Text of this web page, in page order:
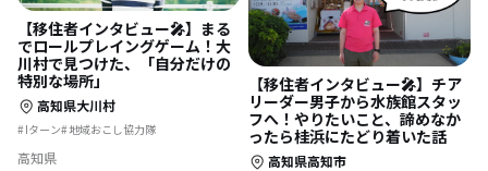
【移住者インタビュー🎤】まる
でロールプレイングゲーム！大
川村で見つけた、「自分だけの
特別な場所」
高知県大川村
Iターン 地域おこし協力隊
高知県
【移住者インタビュー🎤】チア
リーダー男子から水族館スタッ
フへ！やりたいこと、諦めなか
ったら桂浜にたどり着いた話
高知県高知市